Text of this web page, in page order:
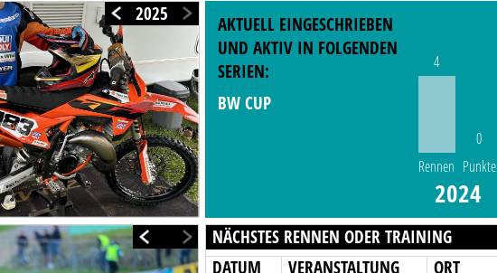
2025
AKTUELL EINGESCHRIEBEN
UND AKTIV IN FOLGENDEN
SERIEN:
BW CUP
4
Rennen
0
Punkte
2024
NÄCHSTES RENNEN ODER TRAINING
DATUM
VERANSTALTUNG ORT